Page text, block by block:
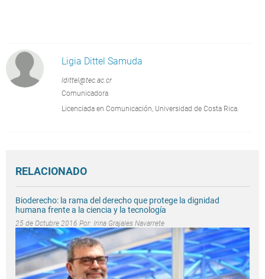
Ligia Dittel Samuda
ldittel@tec.ac.cr
Comunicadora
Licenciada en Comunicación, Universidad de Costa Rica.
RELACIONADO
Bioderecho: la rama del derecho que protege la dignidad
humana frente a la ciencia y la tecnología
25 de Octubre 2016 Por: Irina Grajales Navarrete